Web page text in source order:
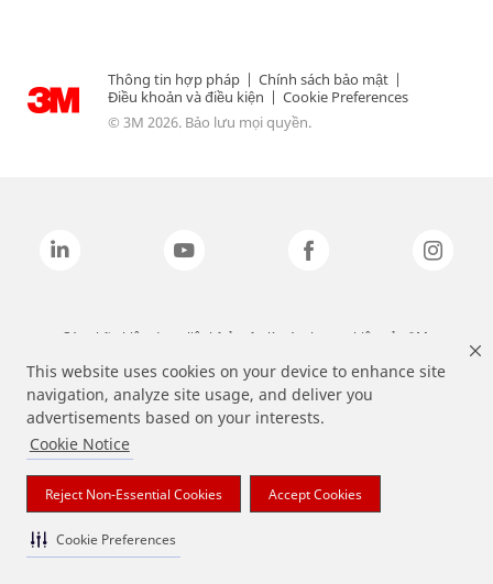
This website uses cookies on your device to enhance site
navigation, analyze site usage, and deliver you
advertisements based on your interests.
Cookie Notice
Reject Non-Essential Cookies Accept Cookies
Cookie Preferences
Thông tin hợp pháp | Chính sách bảo mật |
Điều khoản và điều kiện | Cookie Preferences
© 3M 2026. Bảo lưu mọi quyền.
Các nhãn hiệu được liệt kê ở trên là các thương hiệu của 3M.